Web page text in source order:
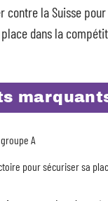
contre la Suisse
dans la
A
pour sécuriser sa